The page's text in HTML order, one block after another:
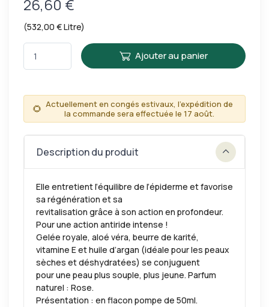
26,60 €
(532,00 € Litre)
Ajouter au panier
🌻 Actuellement en congés estivaux, l'expédition de
la commande sera effectuée le 17 août.
Description du produit
Elle entretient l’équilibre de l’épiderme et favorise
sa régénération et sa
revitalisation grâce à son action en profondeur.
Pour une action antiride intense !
Gelée royale, aloé véra, beurre de karité,
vitamine E et huile d’argan (idéale pour les peaux
sèches et déshydratées) se conjuguent
pour une peau plus souple, plus jeune. Parfum
naturel : Rose.
Présentation : en flacon pompe de 50ml.